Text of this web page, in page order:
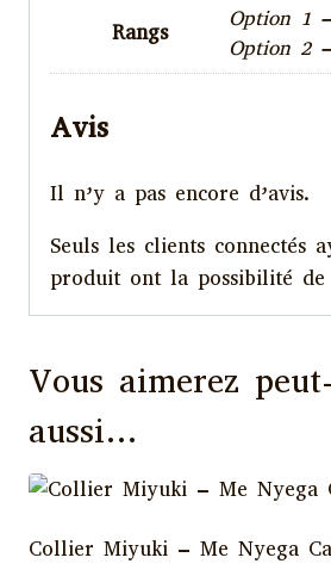
Rangs
Option 1
Option 2
Avis
Il n’y a pas encore d’avis.
Seuls les clients connectés
produit ont la possibilité de
Vous aimerez
aussi…
Collier Miyuki – Me Nyega